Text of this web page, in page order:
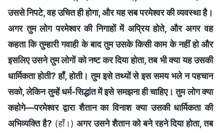
उससे निपटे, वह उचित ही होगा, और यह सब परमेश्वर की व्यवस्था है।
अगर तुम लोग परमेश्वर की निगाहों में अप्रिय होते, और अगर वह
कहता कि तुम्‍हारी गवाही के बाद तुम उसके किसी काम के नहीं हो और
इसलिए उसने तुम लोगों को नष्‍ट कर दिया होता, तब भी क्‍या यह उसकी
धार्मिकता होती? हाँ, होती। तुम इसे तथ्यों से इस समय भले न पहचान
सको, लेकिन तुम्‍हें धर्म-सिद्धांत में इसे समझना ही चाहिए। तुम लोग क्‍या
कहोगे—परमेश्वर द्वारा शैतान का विनाश क्‍या उसकी धार्मिकता की
अभिव्‍यक्ति है?(हाँ।)अगर उसने शैतान को बने रहने दिया होता, तब